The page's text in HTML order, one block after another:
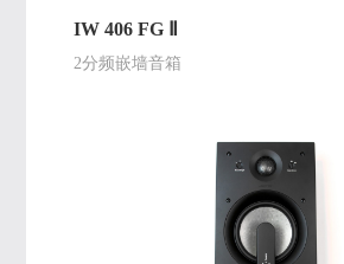
IW 406 FG Ⅱ
2分频嵌墙音箱